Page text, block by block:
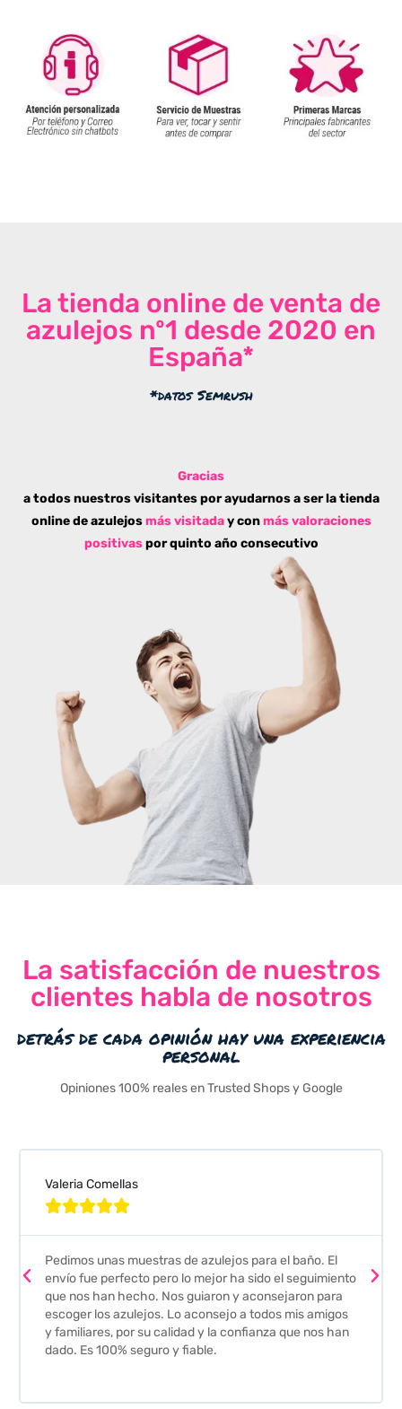
La tienda online de venta de
azulejos nº1 desde 2020 en
España*
*datos Semrush
Gracias
a todos nuestros visitantes por ayudarnos a ser la tienda
online de azulejos más visitaday conmás valoraciones
positivaspor quinto año consecutivo
La satisfacción de nuestros
clientes habla de nosotros
detrás de cada opinión hay una experiencia
personal
Opiniones 100% reales en Trusted Shops y Google
Valeria Comellas

Pedimos unas muestras de azulejos para el baño. El
envío fue perfecto pero lo mejor ha sido el seguimiento
que nos han hecho. Nos guiaron y aconsejaron para
escoger los azulejos. Lo aconsejo a todos mis amigos
y familiares, por su calidad y la confianza que nos han
dado. Es 100% seguro y fiable.